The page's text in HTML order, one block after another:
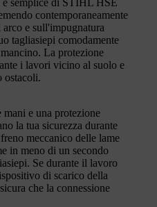
contemporaneamente
e sull'impugnatura
tagliasiepi comodamente
La protezione
i lavori vicino al suolo e
ostacoli.
e una protezione
la tua sicurezza durante
meccanico delle lame
in meno di un secondo
Se durante il lavoro
di scarico della
che la connessione